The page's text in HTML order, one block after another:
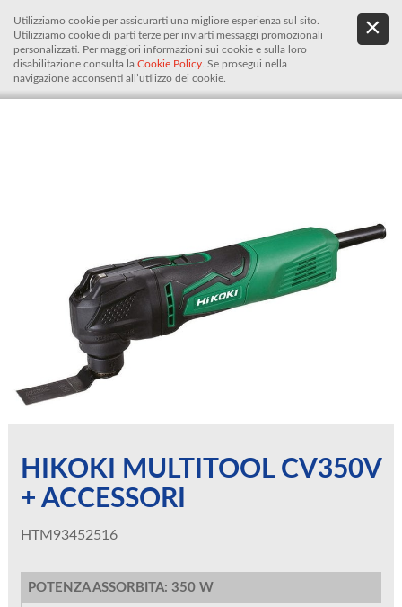
Utilizziamo cookie per assicurarti una migliore esperienza sul sito.
Utilizziamo cookie di parti terze per inviarti messaggi promozionali
personalizzati. Per maggiori informazioni sui cookie e sulla loro
disabilitazione consulta la Cookie Policy . Se prosegui nella
navigazione acconsenti all’utilizzo dei cookie.
De.It
HIKOKI MULTITOOL CV350V
+ ACCESSORI
HTM93452516
POTENZA ASSORBITA: 350 W